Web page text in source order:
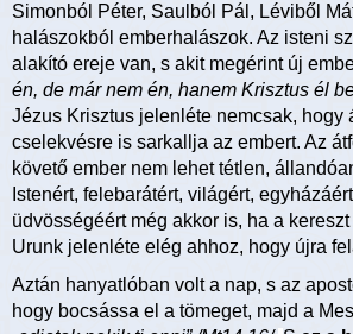
Simonból Péter, Saulból Pál, Léviből
halászokból emberhalászok. Az isteni
alakító ereje van, s akit megérint új
én, de már nem én, hanem Krisztus él
Jézus Krisztus jelenléte nemcsak, hogy
cselekvésre is sarkallja az embert. Az
követő ember nem lehet tétlen,
Istenért, felebarátért, világért,
üdvösségéért még akkor is, ha a
Urunk jelenléte elég ahhoz, hogy újra
Aztán hanyatlóban volt a nap, s az
hogy bocsássa el a tömeget, majd a